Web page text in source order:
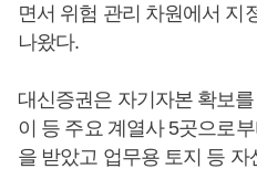
면서 위험 관리 차원에서 지
나왔다.
대신증권은 자기자본 확보
이 등 주요 계열사 5곳으로
을 받았고 업무용 토지 등